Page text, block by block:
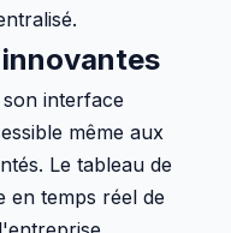
interface
même aux
Le tableau de
en temps réel de